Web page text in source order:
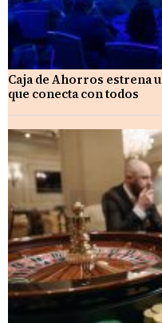
Caja de Ahorros estrena
que conecta con todos